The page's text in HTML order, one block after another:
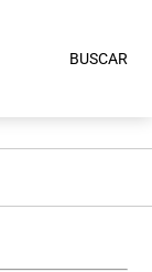
BUSCAR